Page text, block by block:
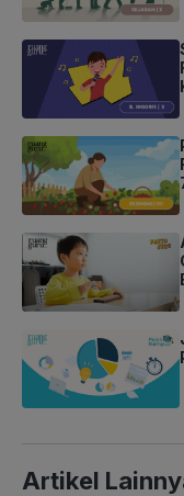
Artikel